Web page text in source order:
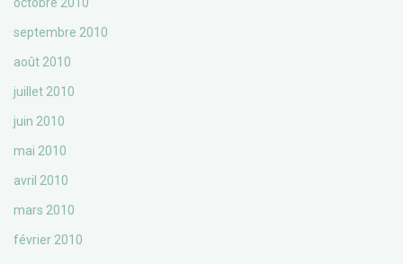
septembre 2010
août 2010
juillet 2010
juin 2010
mai 2010
avril 2010
mars 2010
février 2010